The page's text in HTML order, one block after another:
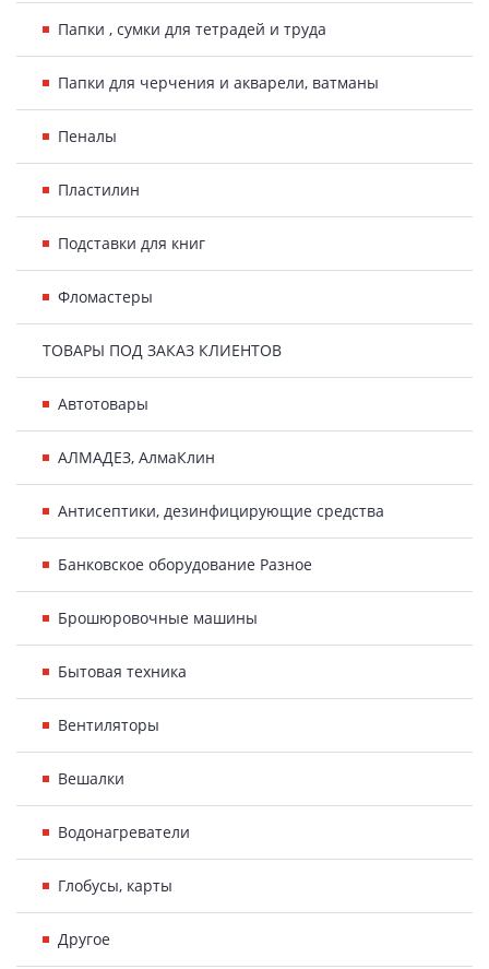
Папки , сумки для тетрадей и труда
Папки для черчения и акварели, ватманы
Пеналы
Пластилин
Подставки для книг
Фломастеры
ТОВАРЫ ПОД ЗАКАЗ КЛИЕНТОВ
Автотовары
АЛМАДЕЗ, АлмаКлин
Антисептики, дезинфицирующие средства
Банковское оборудование Разное
Брошюровочные машины
Бытовая техника
Вентиляторы
Вешалки
Водонагреватели
Глобусы, карты
Другое